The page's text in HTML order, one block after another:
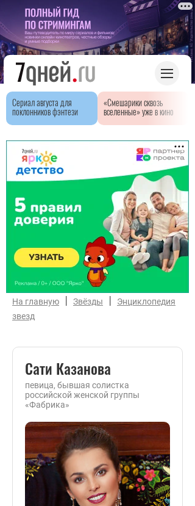
Сериал августа для
поклонников фэнтези
«Смешарики сквозь
вселенные» уже в кино
На главную | Звёзды |
Энциклопедия
звезд
Сати Казанова
певица, бывшая солистка
российской женской группы
«Фабрика»